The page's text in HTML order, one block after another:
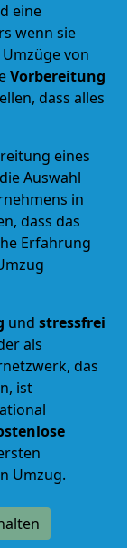
eine
wenn sie
von
Vorbereitung
dass alles
eines
Auswahl
in
dass das
Erfahrung
und stressfrei
als
das
ist
Umzug.